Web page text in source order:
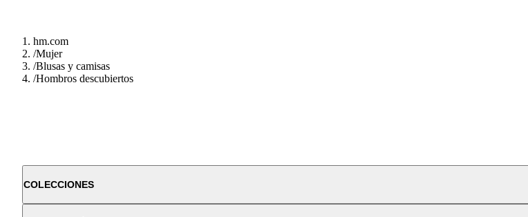
hm.com
/Mujer
/Blusas y camisas
/Hombros descubiertos
COLECCIONES